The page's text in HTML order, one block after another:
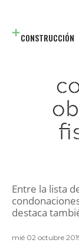
CONSTRUCCIÓN
Entre la lista
destaca
mié 02 octubre